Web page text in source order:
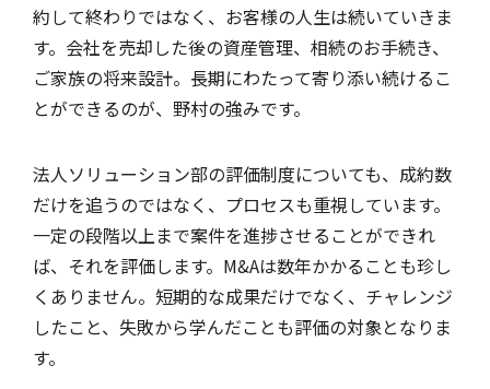
約して終わりではなく、お客様の人生は続いていきま
す。会社を売却した後の資産管理、相続のお手続き、
ご家族の将来設計。長期にわたって寄り添い続けるこ
とができるのが、野村の強みです。
法人ソリューション部の評価制度についても、成約数
だけを追うのではなく、プロセスも重視しています。
一定の段階以上まで案件を進捗させることができれ
ば、それを評価します。M&Aは数年かかることも珍し
くありません。短期的な成果だけでなく、チャレンジ
したこと、失敗から学んだことも評価の対象となりま
す。